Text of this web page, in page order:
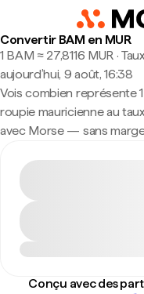
Convertir BAM en MUR
1 BAM ≈ 27,8116 MUR ·
aujourd’hui, 9 août, 16:38
Vois combien représente
roupie mauricienne au
avec Morse — sans
Conçu avec des